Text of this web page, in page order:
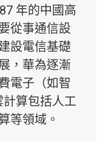
年的中國高
從事通信設
設電信基礎
，華為逐漸
電子（如智
算包括人工
等領域。